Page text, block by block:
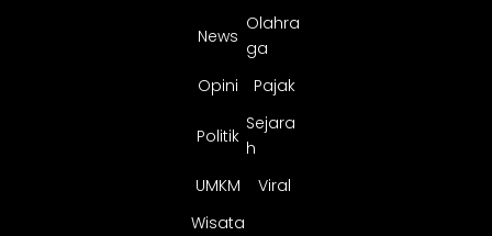
News
Olahra
ga
Opini
Pajak
Politik
Sejara
h
UMKM
Viral
Wisata